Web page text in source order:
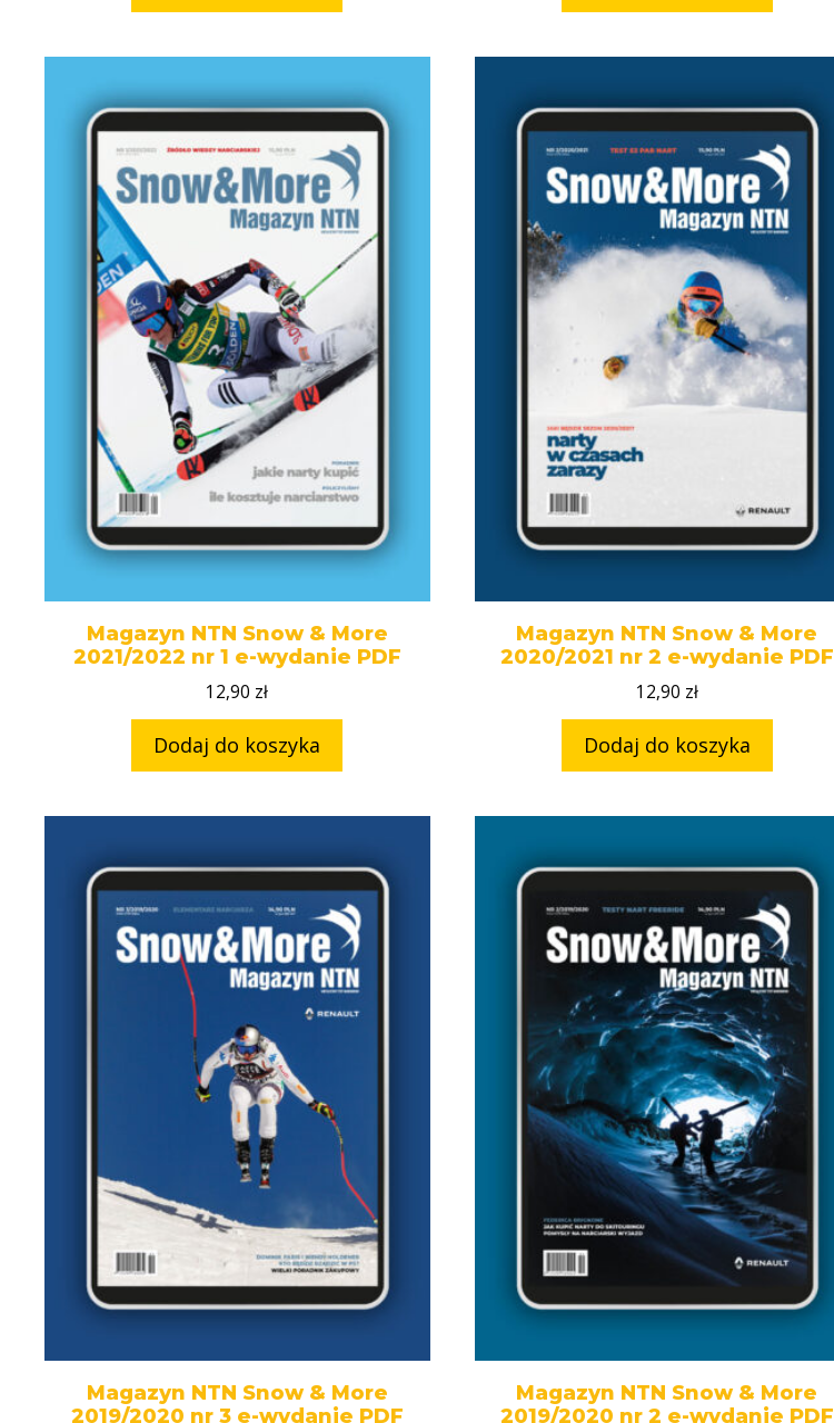
Magazyn NTN Snow & More
2021/2022 nr 1 e-wydanie PDF
12,90 zł
Dodaj do koszyka
Magazyn NTN Snow & More
2020/2021 nr 2 e-wydanie PDF
12,90 zł
Dodaj do koszyka
Magazyn NTN Snow & More
2019/2020 nr 3 e-wydanie PDF
Magazyn NTN Snow & More
2019/2020 nr 2 e-wydanie PDF